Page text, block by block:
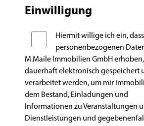
Einwilligung
Hiermit willige ich ein,
personenbezogenen
M.Maile Immobilien GmbH erhoben,
dauerhaft elektronisch gespeichert
verarbeitet werden, um mir
dem Bestand, Einladungen und
Informationen zu Veranstaltungen
Dienstleistungen und